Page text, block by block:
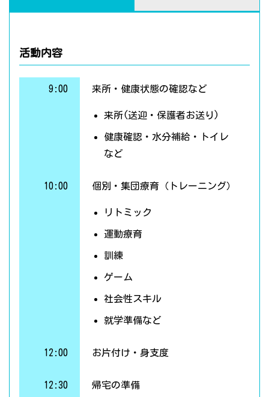
活動内容
9:00 来所・健康状態の確認など
来所(送迎・保護者お送り)
健康確認・水分補給・トイレ
など
10:00 個別・集団療育（トレーニング）
リトミック
運動療育
訓練
ゲーム
社会性スキル
就学準備など
12:00 お片付け・身支度
12:30 帰宅の準備